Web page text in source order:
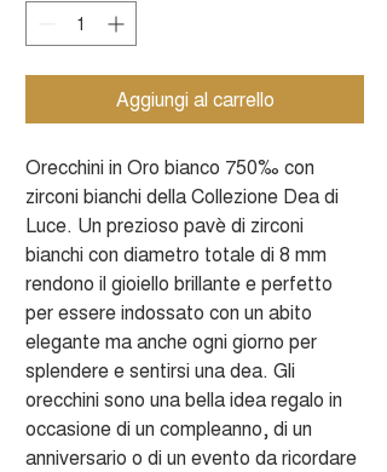
Aggiungi al carrello
Orecchini in Oro bianco 750‰ con
zirconi bianchi della Collezione Dea di
Luce. Un prezioso pavè di zirconi
bianchi con diametro totale di 8 mm
rendono il gioiello brillante e perfetto
per essere indossato con un abito
elegante ma anche ogni giorno per
splendere e sentirsi una dea. Gli
orecchini sono una bella idea regalo in
occasione di un compleanno, di un
anniversario o di un evento da ricordare